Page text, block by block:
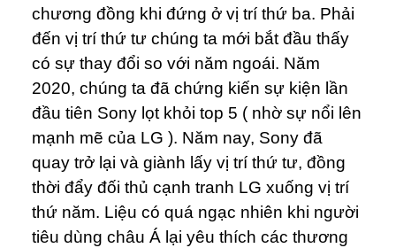
chương đồng khi đứng ở vị trí thứ ba. Phải
đến vị trí thứ tư chúng ta mới bắt đầu thấy
có sự thay đổi so với năm ngoái. Năm
2020, chúng ta đã chứng kiến sự kiện lần
đầu tiên Sony lọt khỏi top 5 ( nhờ sự nổi lên
mạnh mẽ của LG ). Năm nay, Sony đã
quay trở lại và giành lấy vị trí thứ tư, đồng
thời đẩy đối thủ cạnh tranh LG xuống vị trí
thứ năm. Liệu có quá ngạc nhiên khi người
tiêu dùng châu Á lại yêu thích các thương